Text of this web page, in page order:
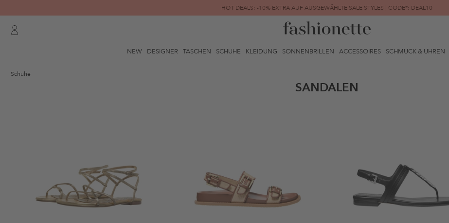
HOT DEALS: -10% EXTRA AUF AUSGEWÄHLTE SALE STYLES | CODE*: DEAL10
FINAL SALE | BIS ZU -80% REDUZIERT
NEW DESIGNER TASCHEN SCHUHE KLEIDUNG SONNENBRILLEN ACCESSOIRES SCHMUCK & UHREN
Schuhe
SANDALEN